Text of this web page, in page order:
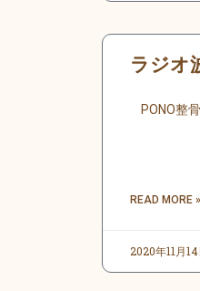
ラジオ
PONO整
READ MORE »
2020年11月14